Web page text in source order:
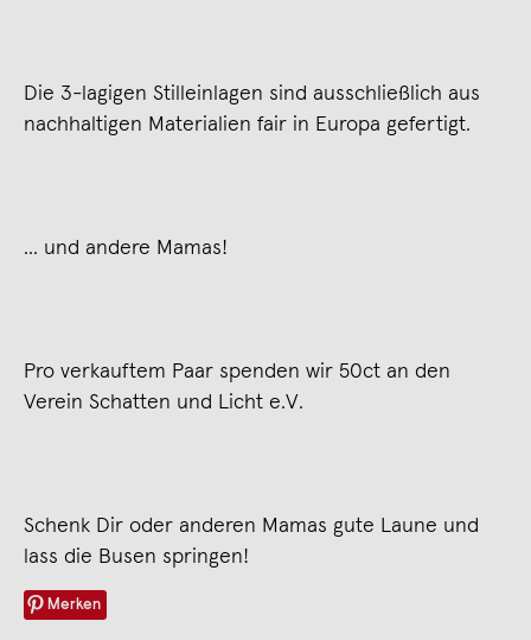
Die 3-lagigen Stilleinlagen sind ausschließlich aus
nachhaltigen Materialien fair in Europa gefertigt.
... und andere Mamas!
Pro verkauftem Paar spenden wir 50ct an den
Verein Schatten und Licht e.V.
Schenk Dir oder anderen Mamas gute Laune und
lass die Busen springen!
Merken